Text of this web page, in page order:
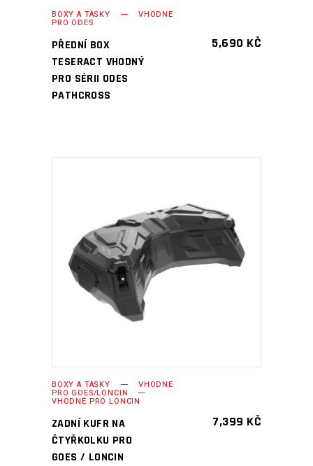
BOXY A TAŠKY VHODNÉ
PRO ODES
PŘEDNÍ BOX
TESERACT VHODNÝ
PRO SÉRII ODES
PATHCROSS
5,690 KČ
PŘIDAT DO KOŠÍKU
BOXY A TAŠKY VHODNÉ
PRO GOES/LONCIN
VHODNÉ PRO LONCIN
ZADNÍ KUFR NA
ČTYŘKOLKU PRO
GOES / LONCIN
7,399 KČ